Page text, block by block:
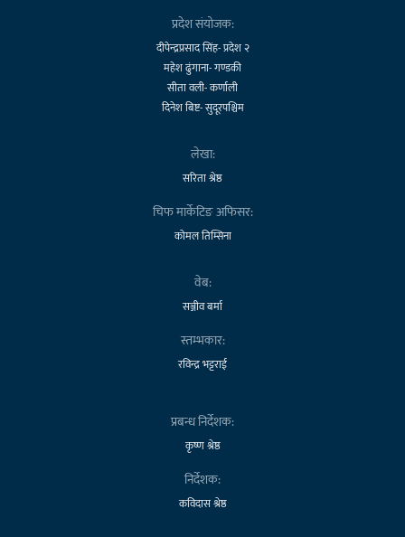
प्रदेश संयोजक:
दीपेन्द्रप्रसाद सिंह- प्रदेश २
महेश ढुंगाना- गण्डकी
सीता वली- कर्णाली
दिनेश बिष्ट- सुदूरपश्चिम
लेखा:
सरिता श्रेष्ठ
चिफ मार्केटिङ अफिसर:
कोमल तिम्सिना
वेब:
सञ्जीव बर्मा
स्तम्भकार:
रविन्द्र भट्टराई
प्रबन्ध निर्देशक:
कृष्ण श्रेष्ठ
निर्देशक:
कविदास श्रेष्ठ